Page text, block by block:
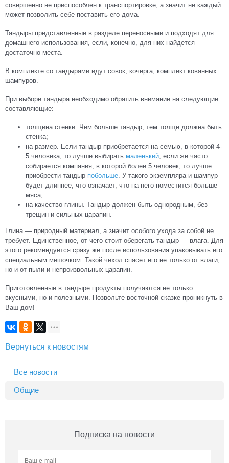
совершенно не приспособлен к транспортировке, а значит не каждый
может позволить себе поставить его дома.
Тандыры представленные в разделе переносными и подходят для
домашнего использования, если, конечно, для них найдется
достаточно места.
В комплекте со тандырами идут совок, кочерга, комплект кованных
шампуров.
При выборе тандыра необходимо обратить внимание на следующие
составляющие:
толщина стенки. Чем больше тандыр, тем толще должна быть
стенка;
на размер. Если тандыр приобретается на семью, в которой 4-
5 человека, то лучше выбирать маленький , если же часто
собирается компания, в которой более 5 человек, то лучше
приобрести тандыр побольше . У такого экземпляра и шампур
будет длиннее, что означает, что на него поместится больше
мяса;
на качество глины. Тандыр должен быть однородным, без
трещин и сильных царапин.
Глина — природный материал, а значит особого ухода за собой не
требует. Единственное, от чего стоит оберегать тандыр — влага. Для
этого рекомендуется сразу же после использования упаковывать его
специальным мешочком. Такой чехол спасет его не только от влаги,
но и от пыли и непроизвольных царапин.
Приготовленные в тандыре продукты получаются не только
вкусными, но и полезными. Позвольте восточной сказке проникнуть в
Ваш дом!
Вернуться к новостям
Все новости
Общие
Подписка на новости